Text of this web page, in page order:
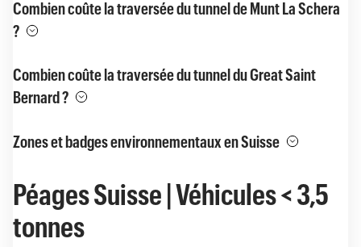
Combien coûte la traversée du tunnel de Munt La Schera
?
Combien coûte la traversée du tunnel du Great Saint
Bernard ?
Zones et badges environnementaux en Suisse
Péages Suisse | Véhicules < 3,5
tonnes